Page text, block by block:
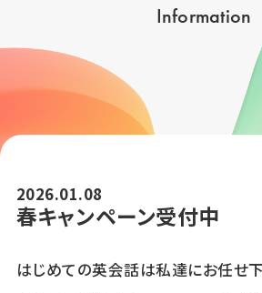
Information
2026.01.08
春キャンペーン受付中
はじめての英会話は私達にお任せ